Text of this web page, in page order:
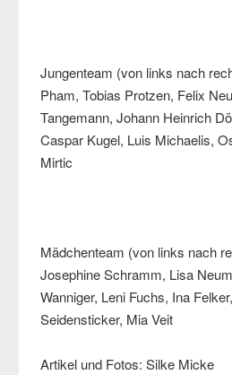
Jungenteam (von links nach
Pham, Tobias Protzen, Felix
Tangemann, Johann Heinrich
Caspar Kugel, Luis Michaelis,
Mirtic
Mädchenteam (von links nach
Josephine Schramm, Lisa
Wanniger, Leni Fuchs, Ina
Seidensticker, Mia Veit
Artikel und Fotos: Silke Micke